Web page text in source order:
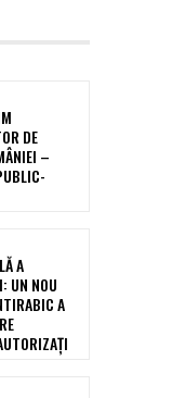
DE
–
A
UN NOU
A